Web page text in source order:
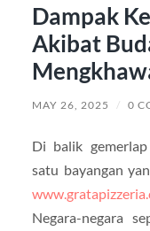
Dampak
Akibat
MAY 26, 2025 / 0
Di balik
satu bayangan
Negara-negara